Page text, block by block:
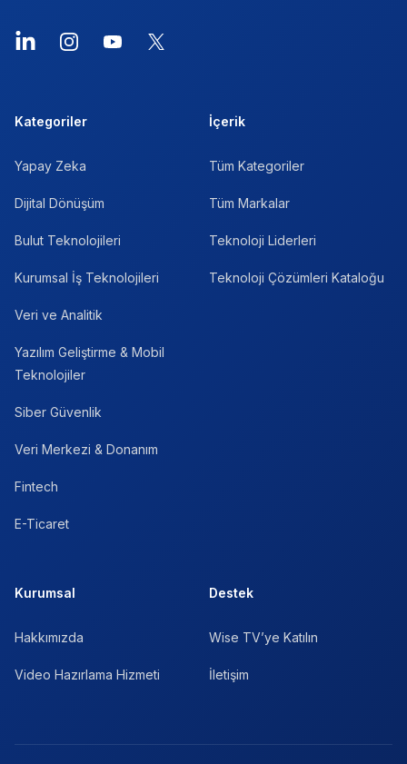
LinkedInInstagramYouTube
X
Kategoriler
Yapay Zeka
Dijital Dönüşüm
Bulut Teknolojileri
Kurumsal İş Teknolojileri
Veri ve Analitik
Yazılım Geliştirme & Mobil
Teknolojiler
Siber Güvenlik
Veri Merkezi & Donanım
Fintech
E-Ticaret
İçerik
Tüm Kategoriler
Tüm Markalar
Teknoloji Liderleri
Teknoloji Çözümleri Kataloğu
Kurumsal
Hakkımızda
Video Hazırlama Hizmeti
Destek
Wise TV’ye Katılın
İletişim